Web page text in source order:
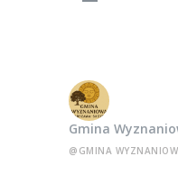
Gmina
@GMINA